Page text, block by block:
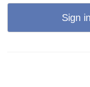
Sign